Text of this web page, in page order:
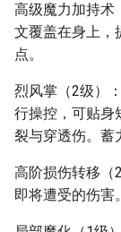
高级魔力加持术
文覆盖在身上，
点。
烈风掌（2级）
行操控，可贴身
裂与穿透伤。蓄
高阶损伤转移（
即将遭受的伤害